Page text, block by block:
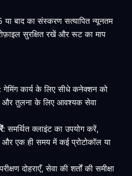
बाद का संस्करण सत्यापित न्यूनतम
सुरक्षित रखें और रूट का माप
गेमिंग कार्य के लिए सीधे कनेक्शन को
और तुलना के लिए आवश्यक सेवा
: समर्थित क्लाइंट का उपयोग करें,
एक ही समय में कई प्रोटोकॉल या
दोहराएँ, सेवा की शर्तों की समीक्षा